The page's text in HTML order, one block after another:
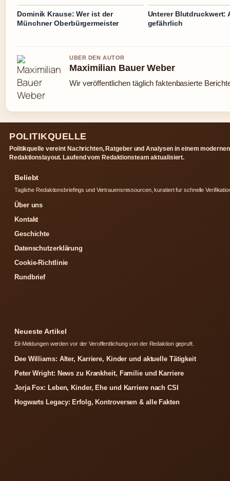
Dominik Krause: Wer ist der
Münchner Oberbürgermeister
Unterer Blutdruckwert:
gefährlich
UBER DEN AUTOR
Maximilian Bauer Weber
Wir veröffentlichen täglich faktenbasierte
POLITIKQUELLE
Politikquelle vereint Nachrichten, Ratgeber und Analysen in einem modernen
Redaktionslayout. Laufend vom Redaktionsteam aktualisiert.
Beliebt
Tagliche Redaktionsbriefings und Vertrauensressourcen, kuratiert fur schnelle
Über uns
Kontakt
Geschichte
Datenschutzerklärung
Cookie-Richtlinie
Rundbrief
Neueste Artikel
Eil-Meldungen werden vor der Veroffentlichung von der Redaktion gepruft.
Dee Williams: Alter, Karriere, Kinder und aktuelle Tätigkeit
Peter Wright: News zu Krankheit, Familie und Karriere
Jorja Fox: Leben, Kinder, Ehe und Karriere nach CSI
Hogwarts Legacy: Erfolg, Kontroversen & alle Fakten